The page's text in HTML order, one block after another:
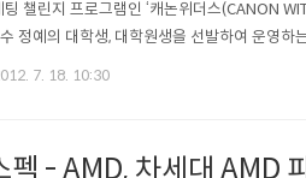
챌린지 프로그램인 ‘캐논위더스(CANON
정예의 대학생, 대학원생을 선발하여 운영하
브랜드와 제품의 온·오프라인 홍보 마케팅
7. 18. 10:30
펙 - AMD, 차세대 AMD